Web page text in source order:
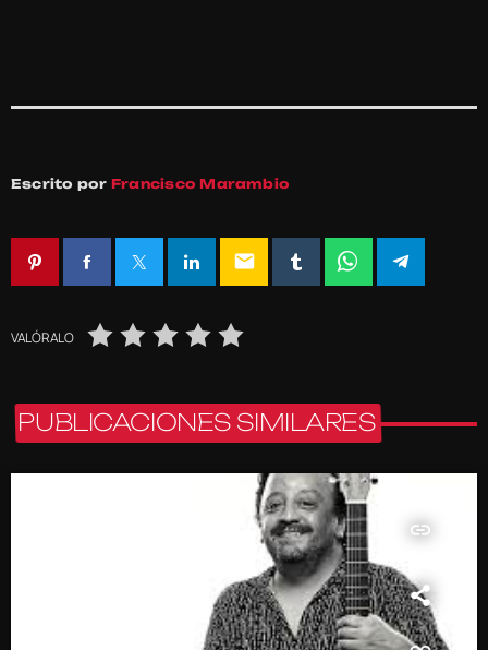
Escrito por Francisco Marambio
email
VALÓRALO
PUBLICACIONES SIMILARES
insert_link